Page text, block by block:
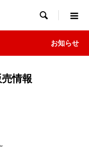

お知らせ
情報